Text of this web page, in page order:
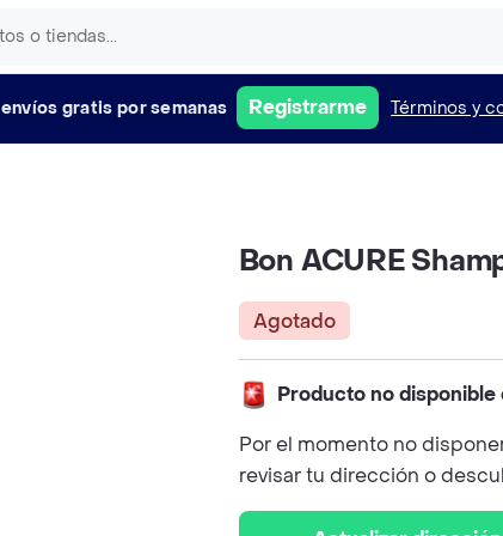
envíos gratis por semanas Registrarme Términos y
Bon ACURE
Agotado
Producto no disponible
Por el momento no
revisar tu dirección o